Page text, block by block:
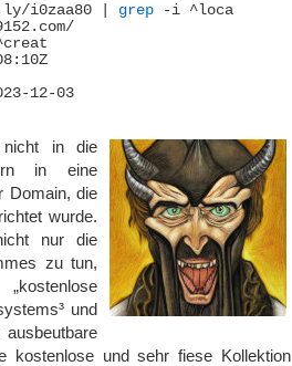
i0zaa80 | grep -i ^loca
12-03
nicht in die
in eine
Domain, die
wurde.
nur die
zu tun,
und
kostenlose und sehr fiese Kollektion